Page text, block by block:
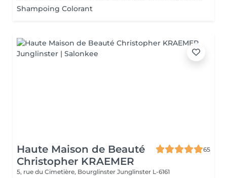
Shampoing Colorant
Haute Maison de Beauté
Christopher KRAEMER
65
5, rue du Cimetière, Bourglinster Junglinster L-6161